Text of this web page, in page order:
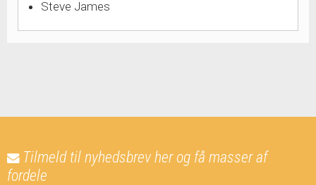
Steve James
Tilmeld til nyhedsbrev her og få masser af
fordele